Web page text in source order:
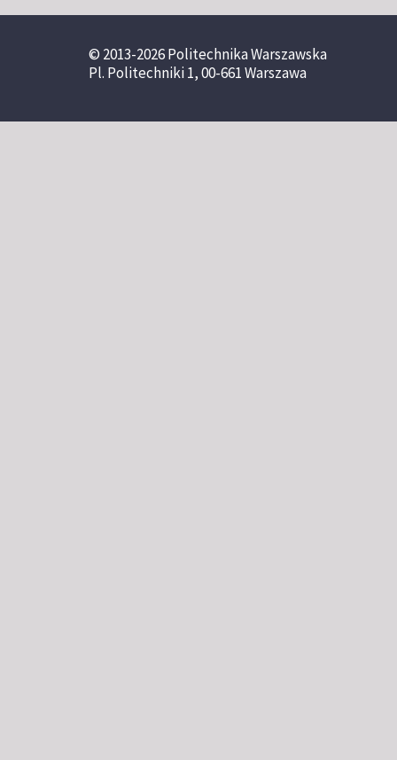
© 2013-2026 Politechnika Warszawska
Pl. Politechniki 1, 00-661 Warszawa